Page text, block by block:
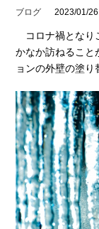
ブログ 2023/01/26
コロナ禍となり
かなか訪ねること
ョンの外壁の塗り